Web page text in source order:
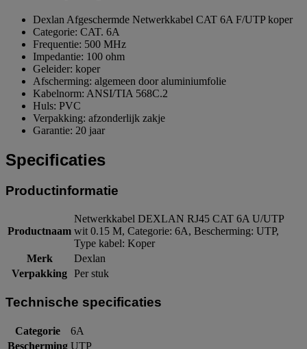
Dexlan Afgeschermde Netwerkkabel CAT 6A F/UTP koper
Categorie: CAT. 6A
Frequentie: 500 MHz
Impedantie: 100 ohm
Geleider: koper
Afscherming: algemeen door aluminiumfolie
Kabelnorm: ANSI/TIA 568C.2
Huls: PVC
Verpakking: afzonderlijk zakje
Garantie: 20 jaar
Specificaties
Productinformatie
Productnaam
Netwerkkabel DEXLAN RJ45 CAT 6A U/UTP
wit 0.15 M, Categorie: 6A, Bescherming: UTP,
Type kabel: Koper
Merk
Dexlan
Verpakking Per stuk
Technische specificaties
Categorie
6A
Bescherming UTP